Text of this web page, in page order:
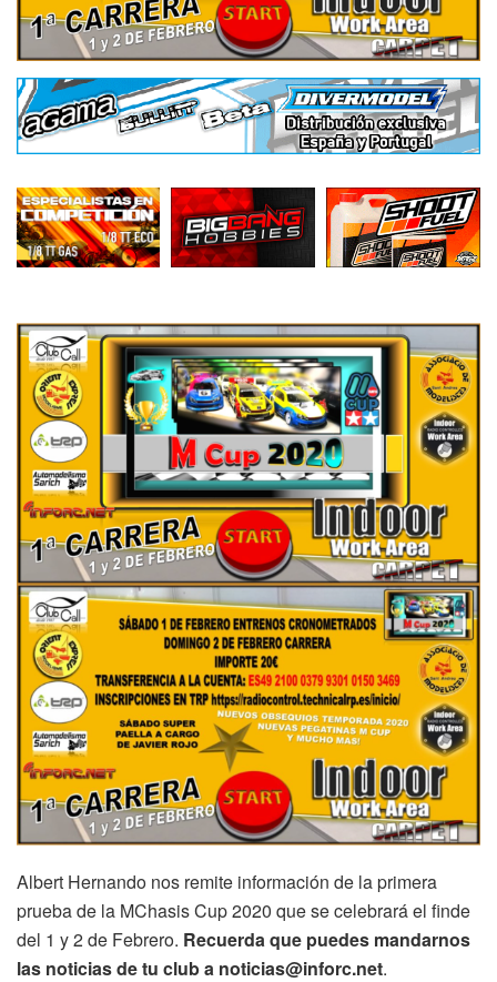
Albert Hernando nos remite información de la primera
prueba de la MChasis Cup 2020 que se celebrará el finde
del 1 y 2 de Febrero. Recuerda que puedes mandarnos
las noticias de tu club a noticias@inforc.net.